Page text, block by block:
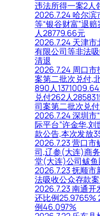
违法所得一案2人
2026.7.24 哈尔
等“银谷财富”退
人28779.66元
2026.7.24 天津
有限公司等非法
清退
2026.7.24 周口市
案第二批次兑付,
890人
兑付262人
司案第二批次兑
2026.7.24 深圳市
际平台”许金华,
款公告,本次发放
2026.7.23 营口
司,辽参(大连)商
堂(大连)公司鲅
2026.7.23 抚顺市
法吸收公众存款
2026.7.23 南通开
还比例25.9765%
例46.097%